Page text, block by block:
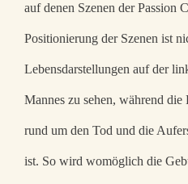
auf denen Szenen der Passion
Positionierung der Szenen ist
Lebensdarstellungen auf der
Mannes zu sehen, während die
rund um den Tod und die
ist. So wird womöglich die